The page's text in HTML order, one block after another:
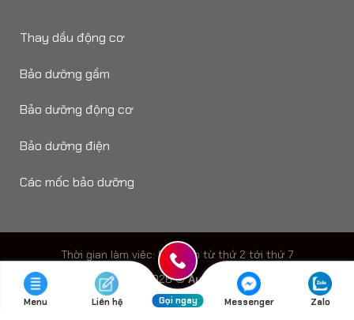
Thay dầu động cơ
Bảo dưỡng gầm
Bảo dưỡng động cơ
Bảo dưỡng điện
Các mốc bảo dưỡng
Thời gian làm viêc: 8h - 18h từ thứ 2 tới thứ 7
Copyright 2026 ©Auto Speedy
Menu Liên hệ Gọi ngay Messenger Zalo